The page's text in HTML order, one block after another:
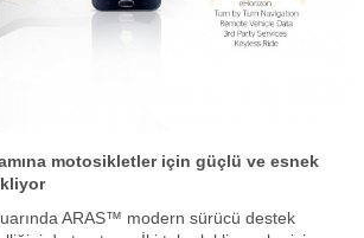
motosikletler için güçlü ve esnek
ARAS™ modern sürücü destek